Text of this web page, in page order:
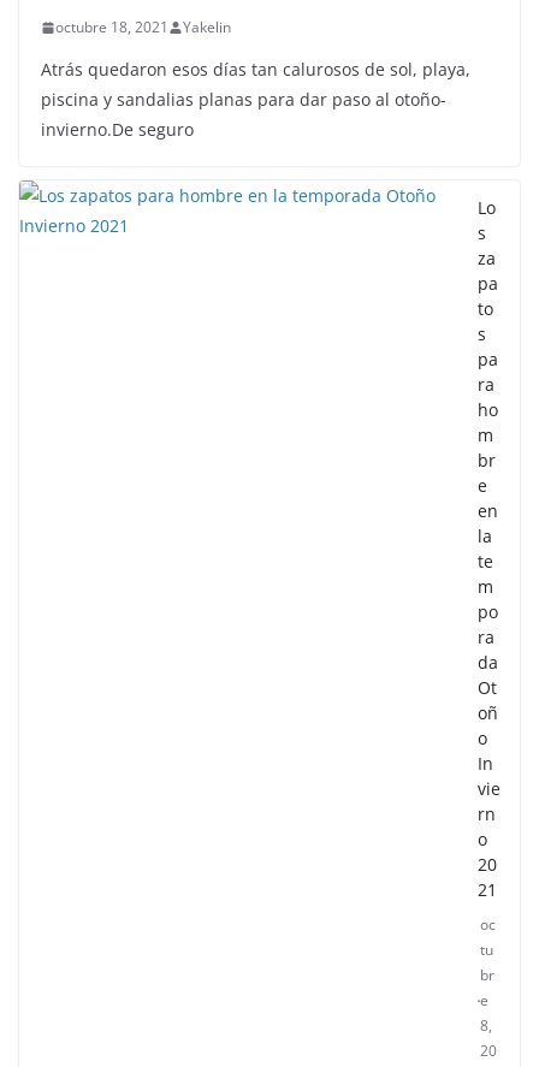
octubre 18, 2021 Yakelin
Atrás quedaron esos días tan calurosos de sol, playa,
piscina y sandalias planas para dar paso al otoño-
invierno.De seguro
Lo
s
za
pa
to
s
pa
ra
ho
m
br
e
en
la
te
m
po
ra
da
Ot
oñ
o
In
vie
rn
o
20
21
oc
tu
br
e
8,
20